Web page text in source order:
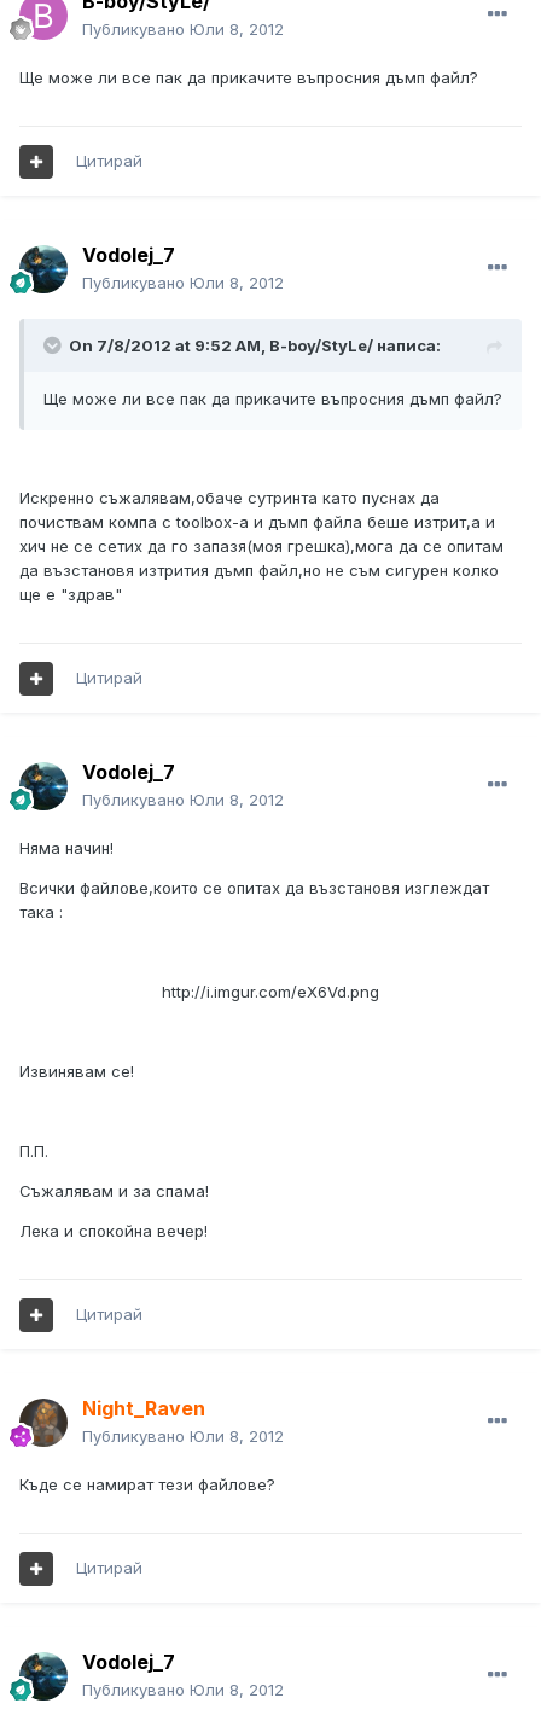
Публикувано Юли 8, 2012
Ще може ли все пак да прикачите въпросния дъмп файл?
Цитирай
Vodolej_7
Публикувано Юли 8, 2012
On 7/8/2012 at 9:52 AM, B-boy/StyLe/ написа:
Ще може ли все пак да прикачите въпросния дъмп файл?
Искренно съжалявам,обаче сутринта като пуснах да
почиствам компа с toolbox-а и дъмп файла беше изтрит,а и
хич не се сетих да го запазя(моя грешка),мога да се опитам
да възстановя изтрития дъмп файл,но не съм сигурен колко
ще е "здрав"
Цитирай
Vodolej_7
Публикувано Юли 8, 2012
Няма начин!
Всички файлове,които се опитах да възстановя изглеждат
така :
http://i.imgur.com/eX6Vd.png
Извинявам се!
П.П.
Съжалявам и за спама!
Лека и спокойна вечер!
Цитирай
Night_Raven
Публикувано Юли 8, 2012
Къде се намират тези файлове?
Цитирай
Vodolej_7
Публикувано Юли 8, 2012